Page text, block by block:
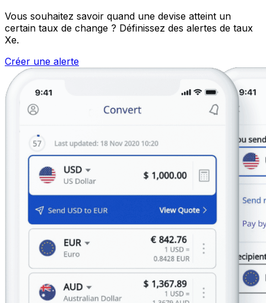
Vous souhaitez savoir quand une devise atteint un
certain taux de change ? Définissez des alertes de taux
Xe.
Créer une alerte